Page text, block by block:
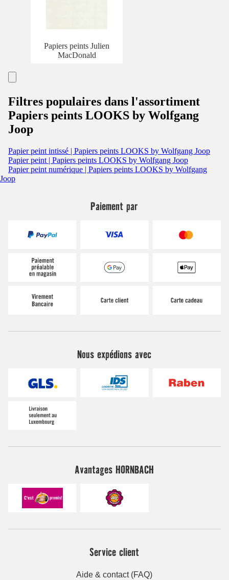
Papiers peints Julien
MacDonald
Filtres populaires dans l'assortiment
Papiers peints LOOKS by Wolfgang
Joop
Papier peint intissé | Papiers peints LOOKS by Wolfgang Joop
Papier peint | Papiers peints LOOKS by Wolfgang Joop
Papier peint numérique | Papiers peints LOOKS by Wolfgang
Joop
Paiement par
Nous expédions avec
Avantages HORNBACH
Service client
Aide & contact (FAQ)